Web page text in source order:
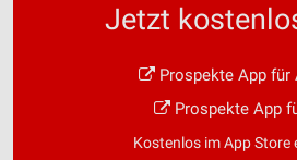
Jetzt
Prospekte App für
Prospekte App
Kostenlos im App Store